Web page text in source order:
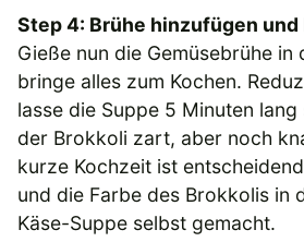
Step 4: Brühe hinzufügen und
Gieße nun die Gemüsebrühe in
bringe alles zum Kochen.
lasse die Suppe 5 Minuten
der Brokkoli zart, aber noch
kurze Kochzeit ist
und die Farbe des Brokkolis in
Käse-Suppe selbst gemacht.